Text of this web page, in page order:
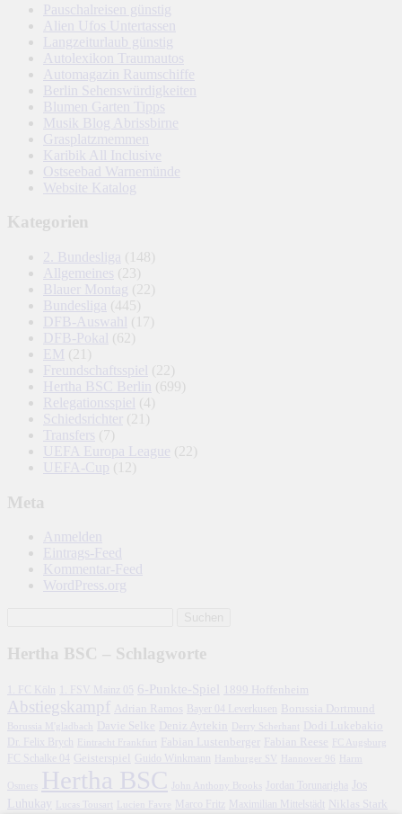
Pauschalreisen günstig
Alien Ufos Untertassen
Langzeiturlaub günstig
Autolexikon Traumautos
Automagazin Raumschiffe
Berlin Sehenswürdigkeiten
Blumen Garten Tipps
Musik Blog Abrissbirne
Grasplatzmemmen
Karibik All Inclusive
Ostseebad Warnemünde
Website Katalog
Kategorien
2. Bundesliga (148)
Allgemeines (23)
Blauer Montag (22)
Bundesliga (445)
DFB-Auswahl
(17)
DFB-Pokal (62)
EM (21)
Freundschaftsspiel (22)
Hertha BSC Berlin
(699)
Relegationsspiel (4)
Schiedsrichter
(21)
Transfers (7)
UEFA Europa League (22)
UEFA-Cup (12)
Meta
Anmelden
Eintrags-Feed
Kommentar-Feed
WordPress.org
Hertha BSC – Schlagworte
1. FC Köln 1. FSV Mainz 05 6-Punkte-Spiel 1899 Hoffenheim
Abstiegskampf Adrian Ramos Bayer 04 Leverkusen Borussia Dortmund
Borussia M'gladbach Davie Selke Deniz Aytekin Derry Scherhant
Dodi Lukebakio
Dr. Felix Brych
Fabian Lustenberger Fabian Reese
FC Schalke 04 Geisterspiel Guido Winkmann Hamburger SV
Hertha BSC Jordan Torunarigha
Jos
Luhukay
Marco Fritz Maximilian Mittelstädt Niklas Stark